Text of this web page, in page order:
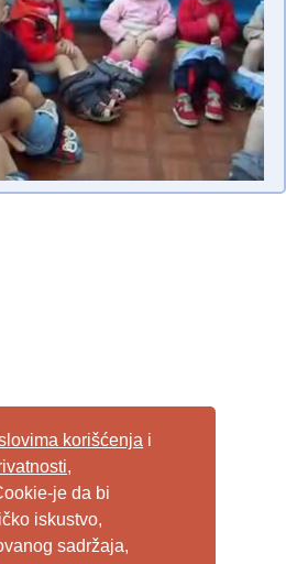
korišćenja i
,
je da bi
iskustvo,
sadržaja,